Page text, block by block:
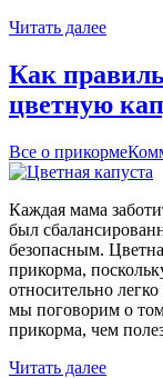
Читать далее
Как
цветную
Все о прикорме
Каждая мама
был
безопасным.
прикорма,
относительно
мы поговорим о
прикорма, чем
Читать далее